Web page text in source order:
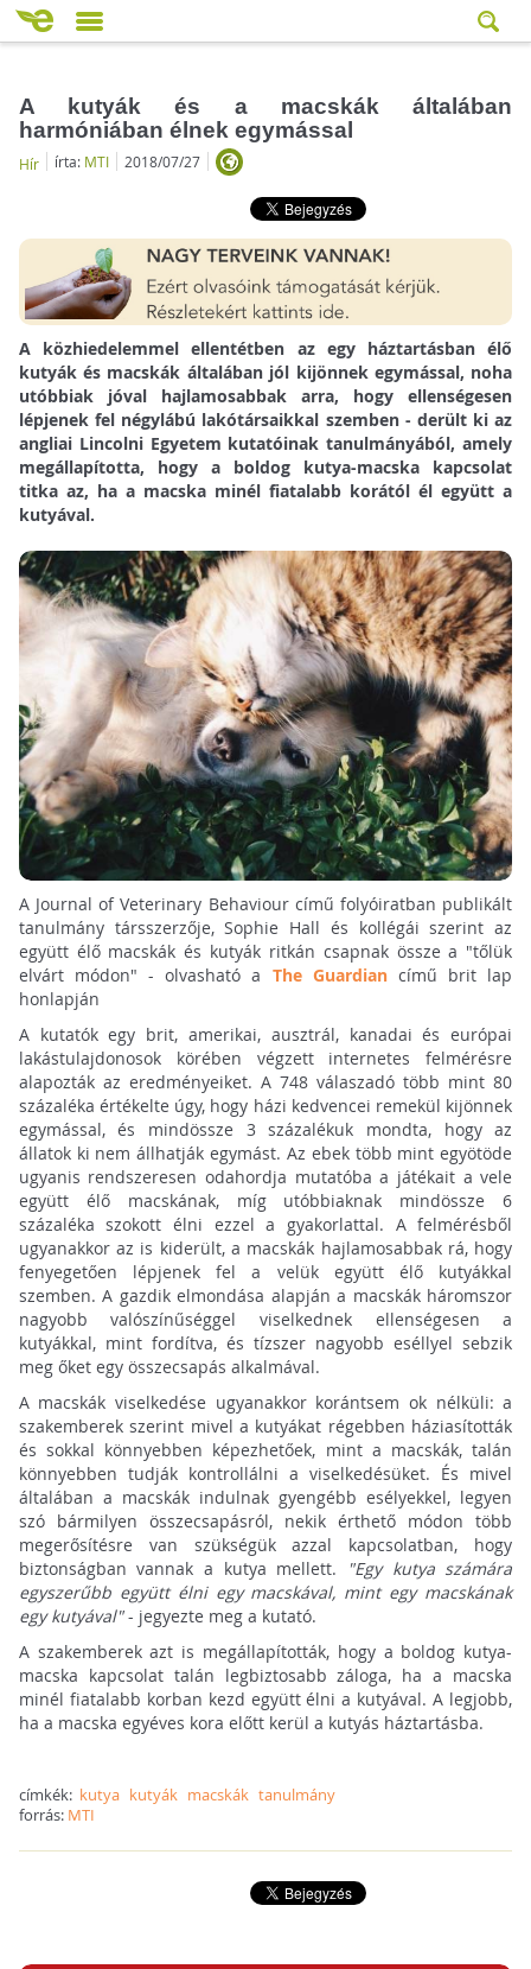
A kutyák és a macskák általában
harmóniában élnek egymással
Hír írta: MTI 2018/07/27
A közhiedelemmel ellentétben az egy háztartásban élő
kutyák és macskák általában jól kijönnek egymással, noha
utóbbiak jóval hajlamosabbak arra, hogy ellenségesen
lépjenek fel négylábú lakótársaikkal szemben - derült ki az
angliai Lincolni Egyetem kutatóinak tanulmányából, amely
megállapította, hogy a boldog kutya-macska kapcsolat
titka az, ha a macska minél fiatalabb korától él együtt a
kutyával.
A Journal of Veterinary Behaviour című folyóiratban publikált
tanulmány társszerzője, Sophie Hall és kollégái szerint az
együtt élő macskák és kutyák ritkán csapnak össze a "tőlük
elvárt módon" - olvasható a The Guardiancímű brit lap
honlapján
A kutatók egy brit, amerikai, ausztrál, kanadai és európai
lakástulajdonosok körében végzett internetes felmérésre
alapozták az eredményeiket. A 748 válaszadó több mint 80
százaléka értékelte úgy, hogy házi kedvencei remekül kijönnek
egymással, és mindössze 3 százalékuk mondta, hogy az
állatok ki nem állhatják egymást. Az ebek több mint egyötöde
ugyanis rendszeresen odahordja mutatóba a játékait a vele
együtt élő macskának, míg utóbbiaknak mindössze 6
százaléka szokott élni ezzel a gyakorlattal. A felmérésből
ugyanakkor az is kiderült, a macskák hajlamosabbak rá, hogy
fenyegetően lépjenek fel a velük együtt élő kutyákkal
szemben. A gazdik elmondása alapján a macskák háromszor
nagyobb valószínűséggel viselkednek ellenségesen a
kutyákkal, mint fordítva, és tízszer nagyobb eséllyel sebzik
meg őket egy összecsapás alkalmával.
A macskák viselkedése ugyanakkor korántsem ok nélküli: a
szakemberek szerint mivel a kutyákat régebben háziasították
és sokkal könnyebben képezhetőek, mint a macskák, talán
könnyebben tudják kontrollálni a viselkedésüket. És mivel
általában a macskák indulnak gyengébb esélyekkel, legyen
szó bármilyen összecsapásról, nekik érthető módon több
megerősítésre van szükségük azzal kapcsolatban, hogy
biztonságban vannak a kutya mellett. "Egy kutya számára
egyszerűbb együtt élni egy macskával, mint egy macskának
egy kutyával"- jegyezte meg a kutató.
A szakemberek azt is megállapították, hogy a boldog kutya-
macska kapcsolat talán legbiztosabb záloga, ha a macska
minél fiatalabb korban kezd együtt élni a kutyával. A legjobb,
ha a macska egyéves kora előtt kerül a kutyás háztartásba.
címkék: kutya kutyák macskák tanulmány
forrás: MTI